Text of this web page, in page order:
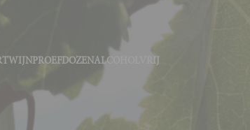
PROEFDOZENALCOHOLVRIJ